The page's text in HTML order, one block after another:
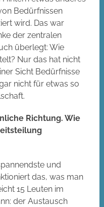
Bedürfnissen
wird. Das war
der zentralen
überlegt: Wie
Nur das hat nicht
Sicht Bedürfnisse
nicht für etwas so
Richtung. Wie
und
das, was man
15 Leuten im
der Austausch